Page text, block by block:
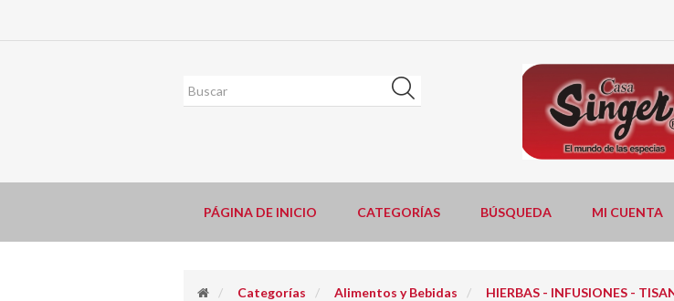
PÁGINA DE INICIO CATEGORÍAS BÚSQUEDA MI CUENTA
Categorías Alimentos y Bebidas HIERBAS - INFUSIONES -